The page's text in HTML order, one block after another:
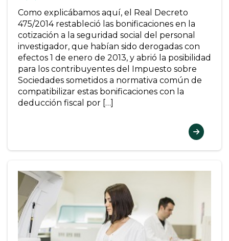
Como explicábamos aquí, el Real Decreto
475/2014 restableció las bonificaciones en la
cotización a la seguridad social del personal
investigador, que habían sido derogadas con
efectos 1 de enero de 2013, y abrió la posibilidad
para los contribuyentes del Impuesto sobre
Sociedades sometidos a normativa común de
compatibilizar estas bonificaciones con la
deducción fiscal por […]